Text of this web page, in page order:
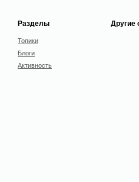
Разделы
Топики
Блоги
Активность
Другие